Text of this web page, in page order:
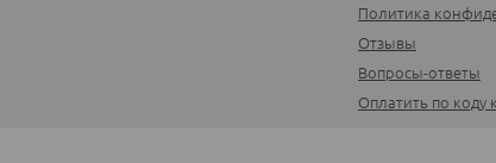
Политика
Отзывы
Вопросы-ответы
Оплатить по коду